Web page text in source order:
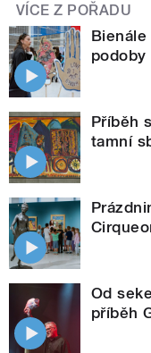
VÍCE Z POŘADU
podoby
Příběh
tamní
Od
příběh